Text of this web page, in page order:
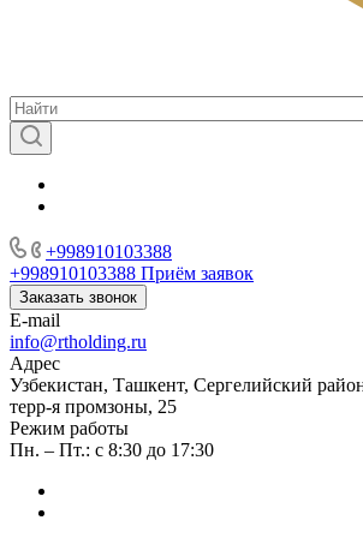
+998910103388
+998910103388 Приём заявок
Заказать звонок
E-mail
info@rtholding.ru
Адрес
Узбекистан, Ташкент, Сергелийский
терр-я промзоны, 25
Режим работы
Пн. – Пт.: с 8:30 до 17:30